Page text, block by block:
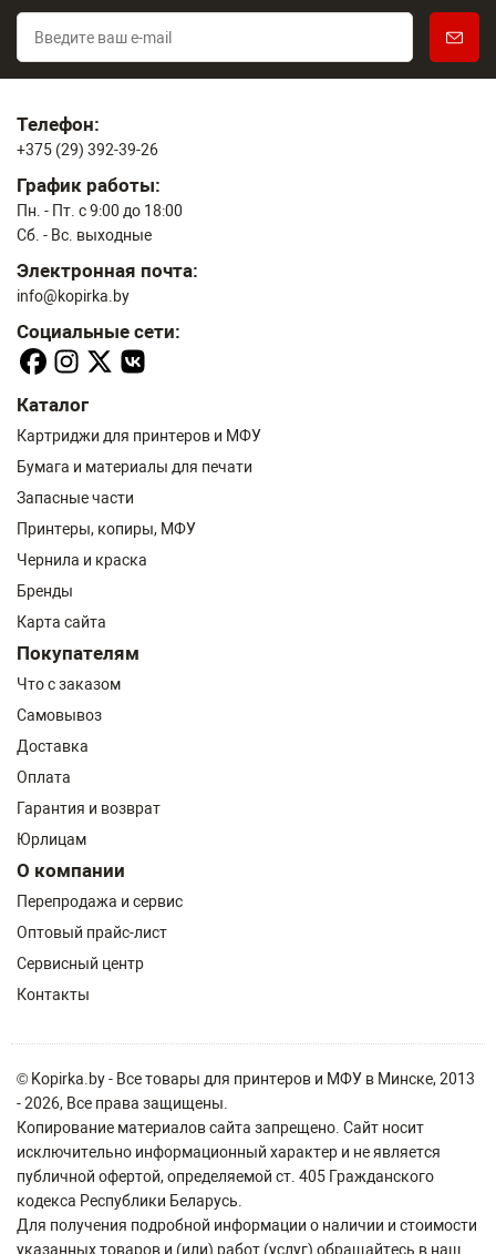
Телефон:
+375 (29) 392-39-26
График работы:
Пн. - Пт. с 9:00 до 18:00
Сб. - Вс. выходные
Электронная почта:
info@kopirka.by
Социальные сети:
Каталог
Картриджи для принтеров и МФУ
Бумага и материалы для печати
Запасные части
Принтеры, копиры, МФУ
Чернила и краска
Бренды
Карта сайта
Покупателям
Что с заказом
Самовывоз
Доставка
Оплата
Гарантия и возврат
Юрлицам
О компании
Перепродажа и сервис
Оптовый прайс-лист
Сервисный центр
Контакты
© Kopirka.by - Все товары для принтеров и МФУ в Минске, 2013
- 2026, Все права защищены.
Копирование материалов сайта запрещено. Сайт носит
исключительно информационный характер и не является
публичной офертой, определяемой ст. 405 Гражданского
кодекса Республики Беларусь.
Для получения подробной информации о наличии и стоимости
указанных товаров и (или) работ (услуг) обращайтесь в наш